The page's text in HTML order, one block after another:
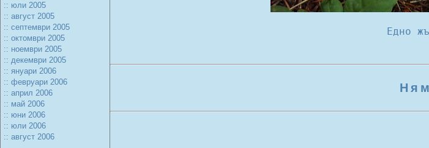
:: юли 2005
:: август 2005
:: септември 2005
:: октомври 2005
:: ноември 2005
:: декември 2005
:: януари 2006
:: февруари 2006
:: април 2006
:: май 2006
:: юни 2006
:: юли 2006
:: август 2006
Едно